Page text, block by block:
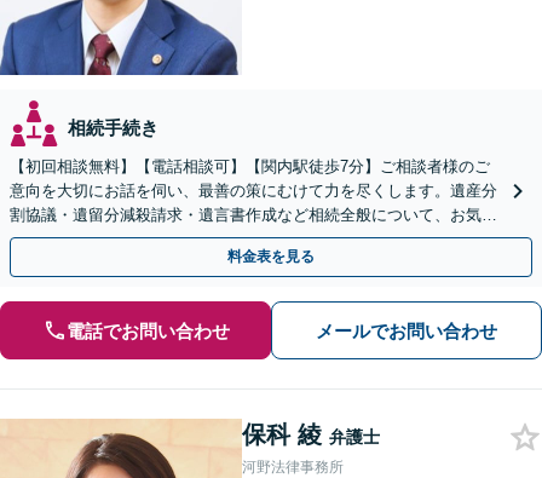
相続手続き
【初回相談無料】【電話相談可】【関内駅徒歩7分】ご相談者様のご
意向を大切にお話を伺い、最善の策にむけて力を尽くします。遺産分
割協議・遺留分減殺請求・遺言書作成など相続全般について、お気軽
にご相談ください。
料金表を見る
電話でお問い合わせ メールでお問い合わせ
保科 綾 弁護士
河野法律事務所